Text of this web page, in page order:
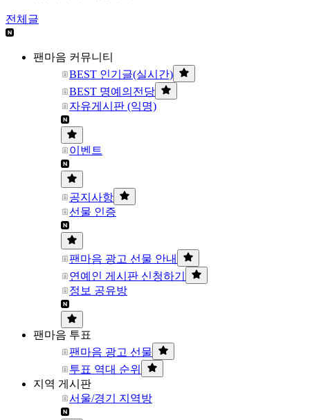
전체글
팬마음 커뮤니티
BEST 인기글(실시간)
BEST 명예의전당
자유게시판 (익명)
이벤트
공지사항
선물 인증
팬마음 광고 선물 안내
연예인 게시판 신청하기
정보 공유방
팬마음 투표
팬마음 광고 선물
투표 역대 순위
지역 게시판
서울/경기 지역방